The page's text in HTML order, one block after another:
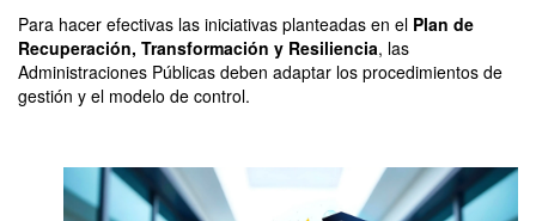
Para hacer efectivas las iniciativas planteadas en el Plan de
Recuperación, Transformación y Resiliencia, las
Administraciones Públicas deben adaptar los procedimientos de
gestión y el modelo de control.